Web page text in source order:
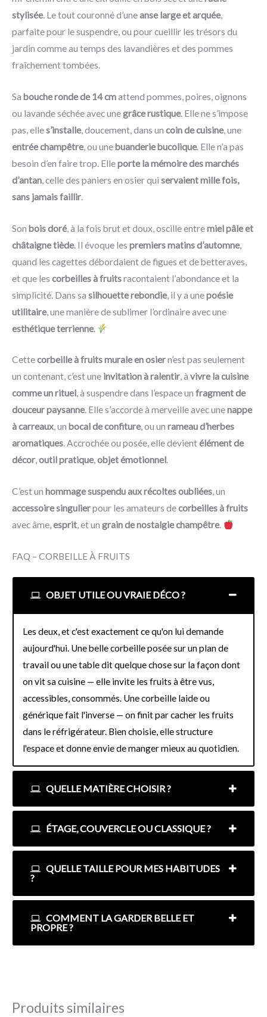
stylisée. Le tout couronné d’uneanse large et arquée,
parfaite pour le suspendre, ou pour cueillir les trésors du
jardin comme au temps des lavandières et des pommes
fraîchement tombées.
Sa bouche ronde de 14 cmattend pommes, poires, oignons
ou lavande séchée avec unegrâce rustique. Elle ne s’impose
pas, elles’installe, doucement, dans un coin de cuisine, une
entrée champêtre, ou unebuanderie bucolique. Elle n’a pas
besoin d’en faire trop. Elleporte la mémoire des marchés
d’antan, celle des paniers en osier qui servaient mille fois,
sans jamais faillir.
Son bois doré, à la fois brut et doux, oscille entremiel pâle et
châtaigne tiède. Il évoque les premiers matins d’automne,
quand les cagettes débordaient de figues et de betteraves,
et que les corbeilles à fruitsracontaient l’abondance et la
simplicité. Dans sa silhouette rebondie, il y a unepoésie
utilitaire, une manière de sublimer l’ordinaire avec une
esthétique terrienne.
Cettecorbeille à fruits murale en osiern’est pas seulement
un contenant, c’est une invitation à ralentir, à vivre la cuisine
comme un rituel, à suspendre dans l’espace un fragment de
douceur paysanne. Elle s’accorde à merveille avec unenappe
à carreaux, un bocal de confiture, ou un rameau d’herbes
aromatiques. Accrochée ou posée, elle devientélément de
décor,outil pratique,objet émotionnel.
C’est un hommage suspendu aux récoltes oubliées, un
accessoire singulierpour les amateurs decorbeilles à fruits
avec âme,esprit, et un grain de nostalgie champêtre.
FAQ – CORBEILLE À FRUITS
OBJET UTILE OU VRAIE DÉCO ?
Les deux, et c'est exactement ce qu'on lui demande
aujourd'hui. Une belle corbeille posée sur un plan de
travail ou une table dit quelque chose sur la façon dont
on vit sa cuisine — elle invite les fruits à être vus,
accessibles, consommés. Une corbeille laide ou
générique fait l'inverse — on finit par cacher les fruits
dans le réfrigérateur. Bien choisie, elle structure
l'espace et donne envie de manger mieux au quotidien.
QUELLE MATIÈRE CHOISIR ?
ÉTAGE, COUVERCLE OU CLASSIQUE ?
QUELLE TAILLE POUR MES HABITUDES
?
COMMENT LA GARDER BELLE ET
PROPRE ?
Produits similaires